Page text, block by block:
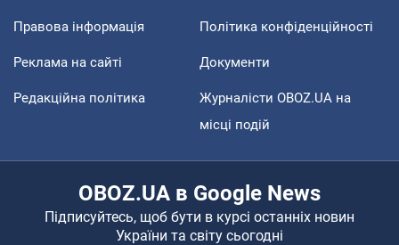
Правова інформація Політика конфіденційності
Реклама на сайті Документи
Редакційна політика
Журналісти OBOZ.UA на
місці подій
OBOZ.UA в Google News
Підписуйтесь, щоб бути в курсі останніх новин
України та світу сьогодні